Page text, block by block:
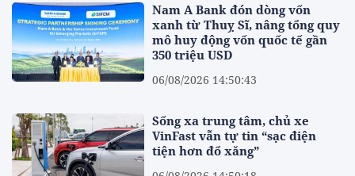
Nam A Bank đón dòng vốn
xanh từ Thuỵ Sĩ, nâng tổng quy
mô huy động vốn quốc tế gần
350 triệu USD
06/08/2026 14:50:43
Sống xa trung tâm, chủ xe
VinFast vẫn tự tin “sạc điện
tiện hơn đổ xăng”